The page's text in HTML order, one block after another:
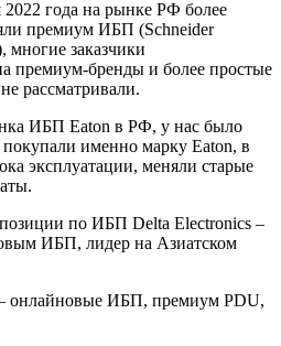
года на рынке РФ более
премиум ИБП (Schneider
многие заказчики
премиум-бренды и более простые
рассматривали.
ИБП Eaton в РФ, у нас было
покупали именно марку Eaton, в
эксплуатации, меняли старые
по ИБП Delta Electronics –
ИБП, лидер на Азиатском
онлайновые ИБП, премиум PDU,